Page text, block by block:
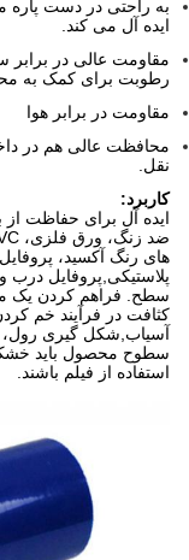
به راحتی در دست پاره
ایده آل می کند.
مقاومت عالی در برابر
رطوبت برای کمک به
مقاومت در برابر هوا
محافظت عالی هم در
نقل.
کاربرد:
ایده آل برای حفاظت از
های رنگ آکسید،
پلاستیکی,پروفایل درب
سطح. فراهم کردن یک
کثافت در فرآیند خم
آسیاب,شکل گیری
سطوح محصول باید خشک
استفاده از فیلم باشند.